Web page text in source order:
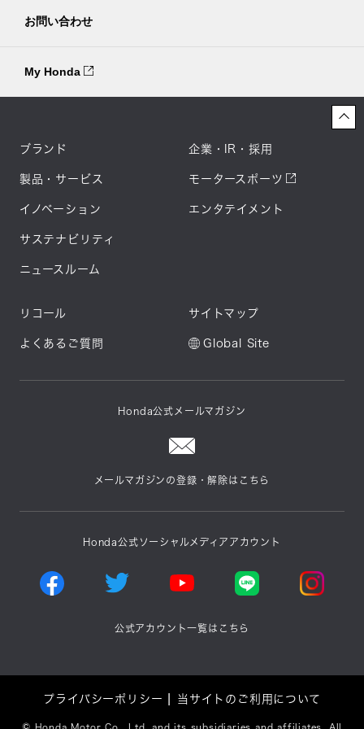
お問い合わせ
My Honda
ブランド
製品・サービス
イノベーション
サステナビリティ
ニュースルーム
企業・IR・採用
モータースポーツ
エンタテイメント
リコール
よくあるご質問
サイトマップ
Global Site
Honda公式メールマガジン
メールマガジンの登録・解除はこちら
Honda公式ソーシャルメディアアカウント
公式アカウント一覧はこちら
プライバシーポリシー 当サイトのご利用について
Honda Motor Co., Ltd. and its subsidiaries and affiliates. All